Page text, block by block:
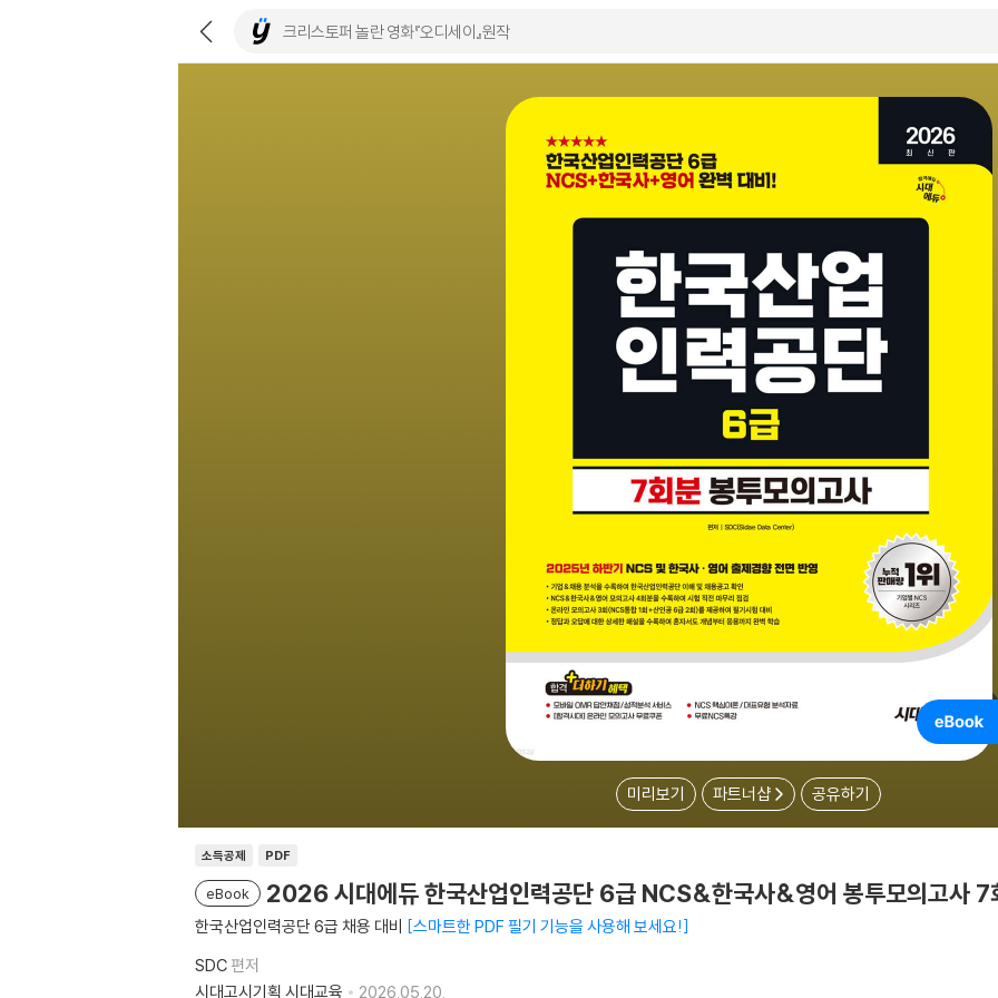
미리보기 파트너샵 공유하기
소득공제 PDF
eBook 2026 시대에듀 한국산업인력공단 6급 NCS&한국사&영어 봉투모의고사 7
한국산업인력공단 6급 채용 대비 스마트한 PDF 필기 기능을 사용해 보세요!
SDC편저
시대고시기획 시대교육
2026.05.20.